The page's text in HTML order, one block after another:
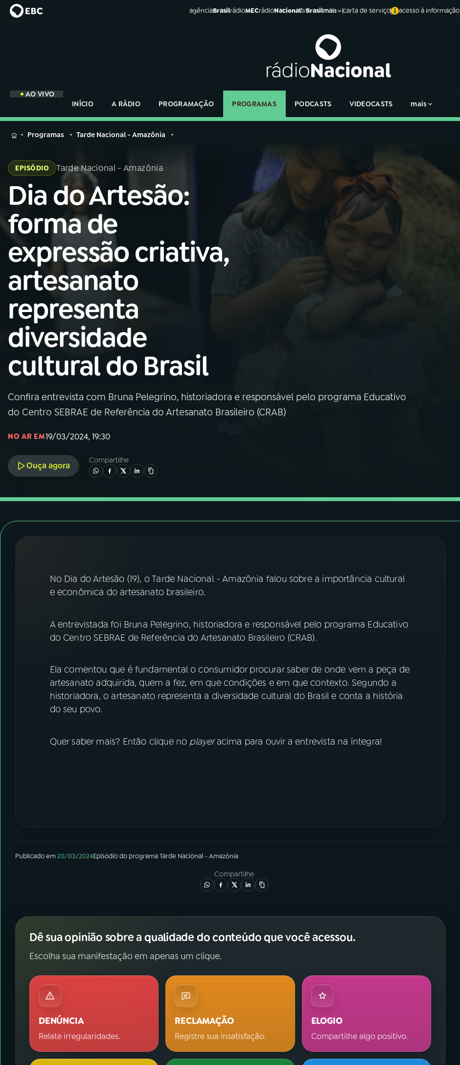
agênciaBrasilrádioMECrádioNacionaltvBrasilmais carta de serviço acesso à informação
AO VIVO
INÍCIO
A RÁDIO PROGRAMAÇÃO PROGRAMAS PODCASTS VIDEOCASTS mais
MENU
Buscar
na
Rádio
Nacional
AO VIVO
01INÍCIO
02 A RÁDIO
03PROGRAMAÇÃO
04PROGRAMAS
05 PODCASTS
VIDEOCASTS
07ÚLTIMAS
FESTIVAL DE MÚSICA
na
Rádio
Nacional
Programas Tarde Nacional - Amazônia
EPISÓDIO Tarde Nacional - Amazônia
Dia do Artesão:
forma de
expressão criativa,
artesanato
representa
diversidade
cultural do Brasil
Confira entrevista com Bruna Pelegrino, historiadora e responsável pelo programa Educativo
do Centro SEBRAE de Referência do Artesanato Brasileiro (CRAB)
NO AR EM19/03/2024, 19:30
Ouça agora
Compartilhe
No Dia do Artesão (19), o Tarde Nacional - Amazônia falou sobre a importância cultural
e econômica do artesanato brasileiro.
A entrevistada foi Bruna Pelegrino, historiadora e responsável pelo programa Educativo
do Centro SEBRAE de Referência do Artesanato Brasileiro (CRAB).
Ela comentou que é fundamental o consumidor procurar saber de onde vem a peça de
artesanato adquirida, quem a fez, em que condições e em que contexto. Segundo a
historiadora, o artesanato representa a diversidade cultural do Brasil e conta a história
do seu povo.
Quer saber mais? Então clique no playeracima para ouvir a entrevista na íntegra!
Publicado em20/03/2024Episódiodo programaTarde Nacional - Amazônia
Compartilhe
Dê sua opinião sobre a qualidade do conteúdo que você acessou.
Escolha sua manifestação em apenas um clique.
DENÚNCIA
Relate irregularidades.
RECLAMAÇÃO
Registre sua insatisfação.
ELOGIO
Compartilhe algo positivo.